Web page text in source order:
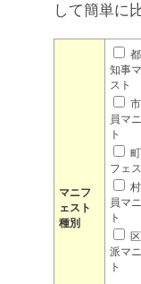
して簡単に
マニフ
ェスト
種別
知事
スト
員マ
ト
フェ
員マ
ト
派マ
ト